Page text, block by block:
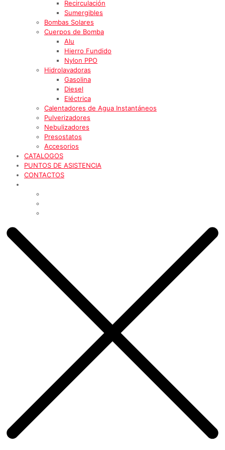
Recirculación
Sumergibles
Bombas Solares
Cuerpos de Bomba
Alu
Hierro Fundido
Nylon PPO
Hidrolavadoras
Gasolina
Diesel
Eléctrica
Calentadores de Agua Instantáneos
Pulverizadores
Nebulizadores
Presostatos
Accesorios
CATALOGOS
PUNTOS DE ASISTENCIA
CONTACTOS